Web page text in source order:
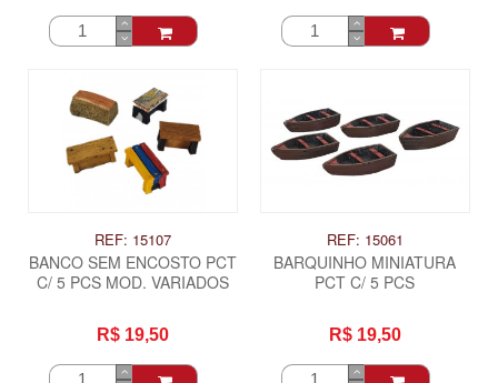
REF: 15107
BANCO SEM ENCOSTO PCT
C/ 5 PCS MOD. VARIADOS
R$ 19,50
REF: 15061
BARQUINHO MINIATURA
PCT C/ 5 PCS
R$ 19,50